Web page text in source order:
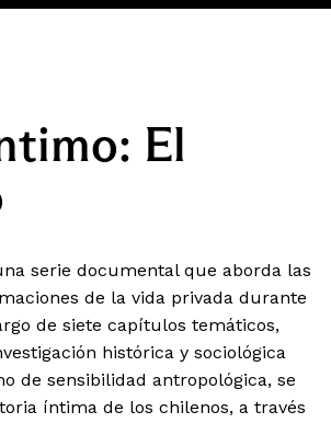
El
serie documental que aborda las
de la vida privada durante
de siete capítulos temáticos,
histórica y sociológica
de sensibilidad antropológica, se
íntima de los chilenos, a través